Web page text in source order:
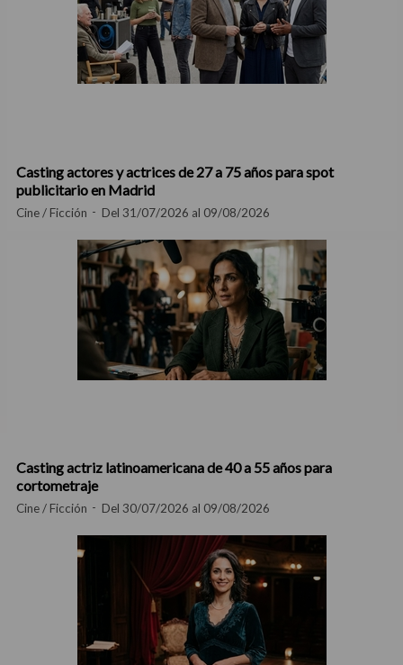
Casting actores y actrices de 27 a 75 años para spot
publicitario en Madrid
Cine / Ficción Del 31/07/2026 al 09/08/2026
Casting actriz latinoamericana de 40 a 55 años para
cortometraje
Cine / Ficción Del 30/07/2026 al 09/08/2026